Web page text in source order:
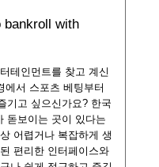
bankroll with
테인먼트를 찾고 계신
에서 스포츠 베팅부터
기고 싶으신가요? 한국
돋보이는 곳이 있다는
어렵거나 복잡하게 생
편리한 인터페이스와